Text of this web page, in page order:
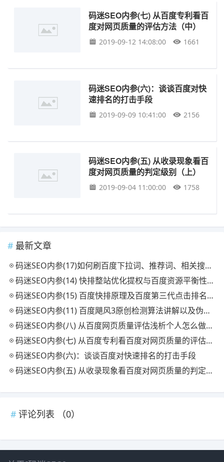
码迷SEO内参(七) 从百度专利看百
度对网页质量的评估方法（中）
2019-09-12 14:08:00 1661
码迷SEO内参(六)：谈谈百度对快
速排名的打击手段
2019-09-09 10:41:00 2156
码迷SEO内参(五) 从收录现象看百
度对网页质量的判定级别（上）
2019-09-04 11:00:00 1758
最新文章
码迷SEO内参(17)如何刷百度下拉词、推荐词、相关搜索及原理解析
码迷SEO内参(14) 快排整站优化提权与百度资源平衡性策略
码迷SEO内参(15) 百度快排原理及百度第三代点击排名统计系统简析
码迷SEO内参(11) 百度飓风3原创检测算法讲解以及伪原创检测工具
码迷SEO内参(八) 从百度网页质量评估浅析个人怎么做流量站（下）
码迷SEO内参(七) 从百度专利看百度对网页质量的评估方法（中）
码迷SEO内参(六)：谈谈百度对快速排名的打击手段
码迷SEO内参(五) 从收录现象看百度对网页质量的判定级别（上）
评论列表 （0）